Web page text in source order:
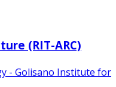
(RIT-ARC)
- Golisano Institute for